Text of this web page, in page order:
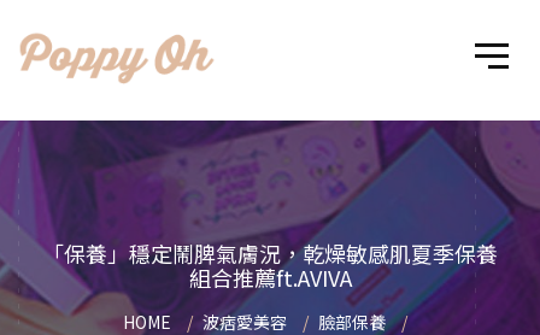
「保養」穩定鬧脾氣膚況，乾燥敏感肌夏季保養
組合推薦ft.AVIVA
HOME 波痞愛美容
臉部保養